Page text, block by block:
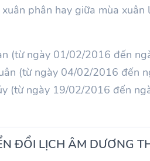
phân hay giữa mùa xuân
(từ ngày 01/02/2016 đến
(từ ngày 04/02/2016 đến
(từ ngày 19/02/2016 đến
ĐỔI LỊCH ÂM DƯƠNG